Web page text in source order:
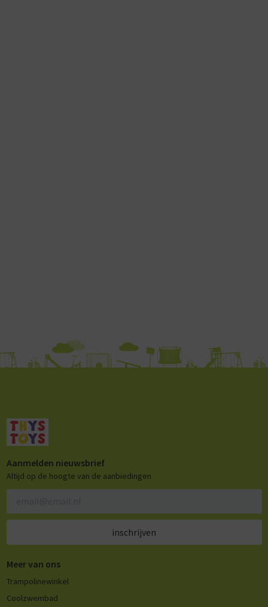
Aanmelden nieuwsbrief
Altijd op de hoogte van de aanbiedingen
inschrijven
Meer van ons
Trampolinewinkel
Coolzwembad